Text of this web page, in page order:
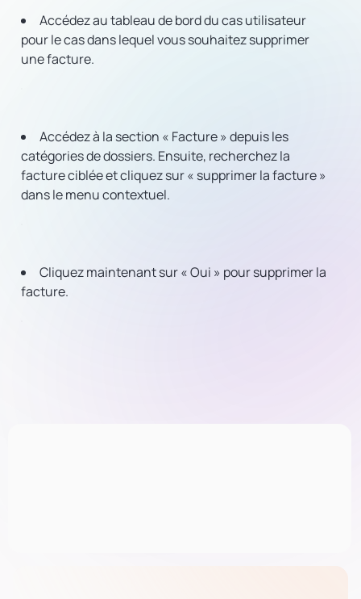
Accédez au tableau de bord du cas utilisateur
pour le cas dans lequel vous souhaitez supprimer
une facture.
Accédez à la section « Facture » depuis les
catégories de dossiers. Ensuite, recherchez la
facture ciblée et cliquez sur « supprimer la facture »
dans le menu contextuel.
Cliquez maintenant sur « Oui » pour supprimer la
facture.